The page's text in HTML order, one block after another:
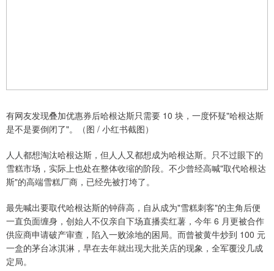
有网友发现叠加优惠券后哈根达斯只需要 10 块，一度怀疑"哈根达斯
是不是要倒闭了"。（图 / 小红书截图）
人人都想淘汰哈根达斯，但人人又都想成为哈根达斯。只不过眼下的
雪糕市场，实际上也处在整体收缩的阶段。不少曾经高喊"取代哈根达
斯"的高端雪糕厂商，已经先被打垮了。
最先喊出要取代哈根达斯的钟薛高，自从成为"雪糕刺客"的主角后便
一直负面缠身，创始人不仅亲自下场直播卖红薯，今年 6 月更被合作
供应商申请破产审查，陷入一败涂地的困局。而曾被黄牛炒到 100 元
一盒的茅台冰淇淋，早在去年就出现大批关店的现象，全军覆没几成
定局。